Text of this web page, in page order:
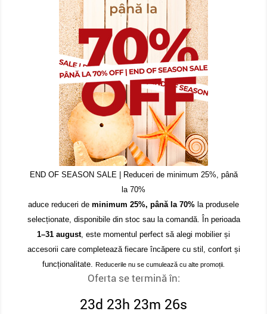
END OF SEASON SALE | Reduceri de minimum 25%, până
la 70%
aduce reduceri de minimum 25%, până la 70% la produsele
selecționate, disponibile din stoc sau la comandă. În perioada
1–31 august, este momentul perfect să alegi mobilier și
accesorii care completează fiecare încăpere cu stil, confort și
funcționalitate. Reducerile nu se cumulează cu alte promoții.
Oferta se termină în:
23d 23h 23m 26s